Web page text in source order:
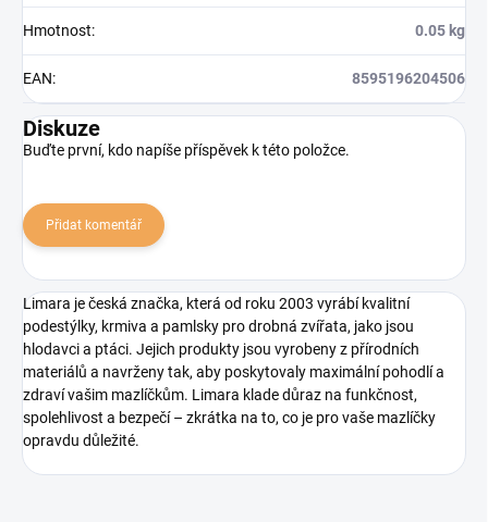
Hmotnost: 0.05 kg
EAN: 8595196204506
Diskuze
Buďte první, kdo napíše příspěvek k této položce.
Přidat komentář
Limara je česká značka, která od roku 2003 vyrábí kvalitní
podestýlky, krmiva a pamlsky pro drobná zvířata, jako jsou
hlodavci a ptáci. Jejich produkty jsou vyrobeny z přírodních
materiálů a navrženy tak, aby poskytovaly maximální pohodlí a
zdraví vašim mazlíčkům. Limara klade důraz na funkčnost,
spolehlivost a bezpečí – zkrátka na to, co je pro vaše mazlíčky
opravdu důležité.